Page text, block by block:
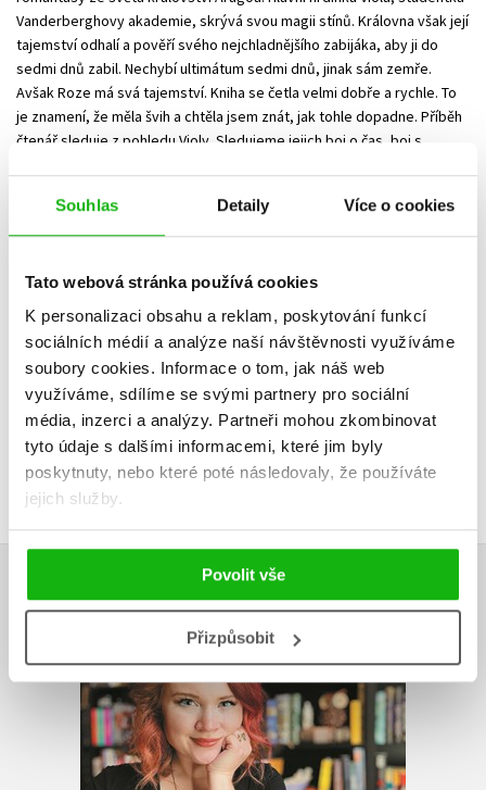
Souhlas Detaily Více o cookies
Tato webová stránka používá cookies
K personalizaci obsahu a reklam, poskytování funkcí
sociálních médií a analýze naší návštěvnosti využíváme
soubory cookies. Informace o tom, jak náš web
využíváme, sdílíme se svými partnery pro sociální
média, inzerci a analýzy. Partneři mohou zkombinovat
tyto údaje s dalšími informacemi, které jim byly
poskytnuty, nebo které poté následovaly, že používáte
jejich služby.
Povolit vše
Přizpůsobit
Vanderberghovy akademie, skrývá svou magii stínů. Královna však její
tajemství odhalí a pověří svého nejchladnějšího zabijáka, aby ji do
sedmi dnů zabil. Nechybí ultimátum sedmi dnů, jinak sám zemře.
Avšak Roze má svá tajemství. Kniha se četla velmi dobře a rychle. To
je znamení, že měla švih a chtěla jsem znát, jak tohle dopadne. Příběh
čtenář sleduje z pohledu Violy. Sledujeme jejich boj o čas, boj s
problém s vizualizací vypáleného cejchu sedmi trnů ve formě Rozeho
tetování, které mělo značit, jestli byla prolomena kletba. Netuším,
propojení, respektive změna s tím, jak postupně docházel čas. Ale
jinak příjemná jednohubka na léto.
Vaše hodnocení
Uživatelskou recenzi mohou vkládat pouze registrovaní uživatelé
Přihlásit
AUTOR KNIHY